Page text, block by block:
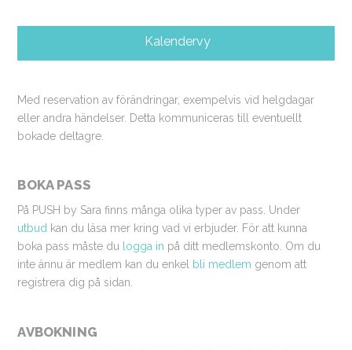
Kalendervy
Med reservation av förändringar, exempelvis vid helgdagar
eller andra händelser. Detta kommuniceras till eventuellt
bokade deltagre.
BOKA PASS
På PUSH by Sara finns många olika typer av pass. Under
utbud kan du läsa mer kring vad vi erbjuder. För att kunna
boka pass måste du logga in på ditt medlemskonto. Om du
inte ännu är medlem kan du enkel bli medlem genom att
registrera dig på sidan.
AVBOKNING